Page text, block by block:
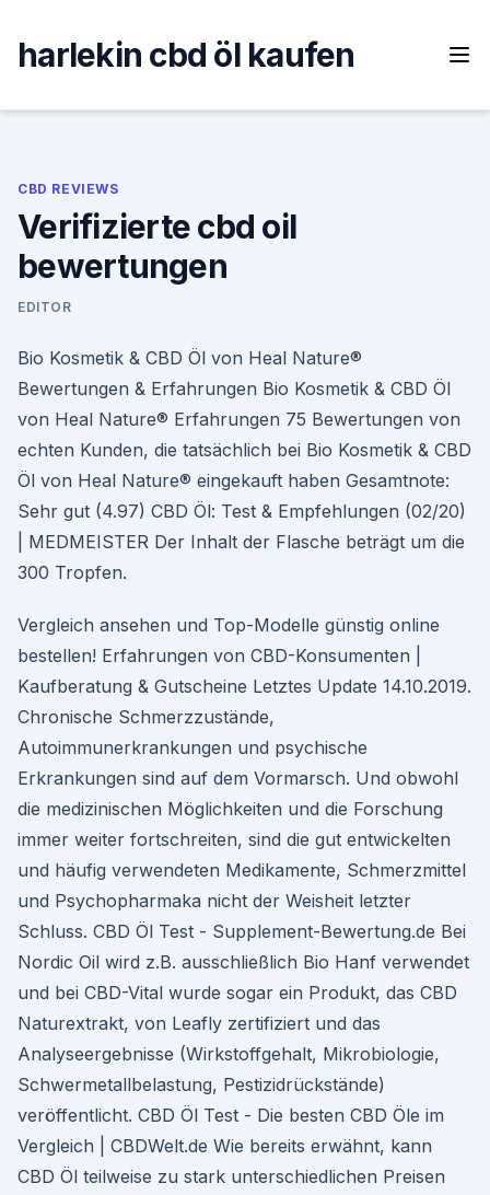
content
harlekin cbd öl kaufen
CBD REVIEWS
Verifizierte cbd oil
bewertungen
EDITOR
Bio Kosmetik & CBD Öl von Heal Nature®
Bewertungen & Erfahrungen Bio Kosmetik & CBD Öl
von Heal Nature® Erfahrungen 75 Bewertungen von
echten Kunden, die tatsächlich bei Bio Kosmetik & CBD
Öl von Heal Nature® eingekauft haben Gesamtnote:
Sehr gut (4.97) CBD Öl: Test & Empfehlungen (02/20)
| MEDMEISTER Der Inhalt der Flasche beträgt um die
300 Tropfen.
Vergleich ansehen und Top-Modelle günstig online
bestellen! Erfahrungen von CBD-Konsumenten |
Kaufberatung & Gutscheine Letztes Update 14.10.2019.
Chronische Schmerzzustände,
Autoimmunerkrankungen und psychische
Erkrankungen sind auf dem Vormarsch. Und obwohl
die medizinischen Möglichkeiten und die Forschung
immer weiter fortschreiten, sind die gut entwickelten
und häufig verwendeten Medikamente, Schmerzmittel
und Psychopharmaka nicht der Weisheit letzter
Schluss. CBD Öl Test - Supplement-Bewertung.de Bei
Nordic Oil wird z.B. ausschließlich Bio Hanf verwendet
und bei CBD-Vital wurde sogar ein Produkt, das CBD
Naturextrakt, von Leafly zertifiziert und das
Analyseergebnisse (Wirkstoffgehalt, Mikrobiologie,
Schwermetallbelastung, Pestizidrückstände)
veröffentlicht. CBD Öl Test - Die besten CBD Öle im
Vergleich | CBDWelt.de Wie bereits erwähnt, kann
CBD Öl teilweise zu stark unterschiedlichen Preisen